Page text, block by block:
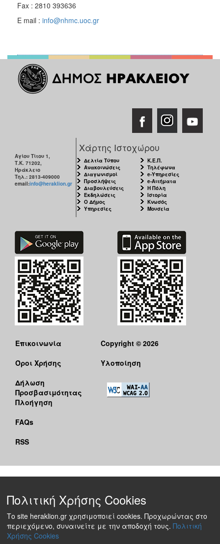
Fax : 2810 393636
E mail : info@nhmc.uoc.gr
Αγίου Τίτου 1,
Τ.Κ. 71202,
Ηράκλειο
Τηλ.: 2813-409000
email:info@heraklion.gr
Χάρτης Ιστοχώρου
Δελτία Τύπου
Ανακοινώσεις
Διαγωνισμοί
Προσλήψεις
Διαβουλεύσεις
Εκδηλώσεις
Ο Δήμος
Υπηρεσίες
Κ.Ε.Π.
Τηλέφωνα
e-Υπηρεσίες
e-Αιτήματα
Η Πόλη
Ιστορία
Κνωσός
Μουσεία
Επικοινωνία
Όροι Χρήσης
Δήλωση
Προσβασιμότητας
Πλοήγηση
FAQs
RSS
Copyright © 2026
Υλοποίηση
Πολιτική Χρήσης Cookies
Το site heraklion.gr χρησιμοποιεί cookies. Προχωρώντας στο
περιεχόμενο, συναινείτε με την αποδοχή τους. Πολιτική
Χρήσης Cookies